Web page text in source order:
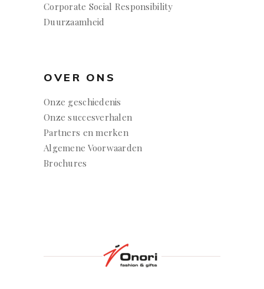
Corporate Social Responsibility
Duurzaamheid
OVER ONS
Onze geschiedenis
Onze succesverhalen
Partners en merken
Algemene Voorwaarden
Brochures